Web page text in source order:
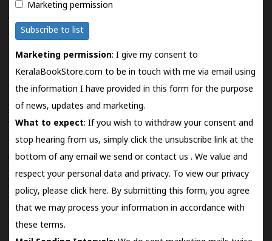
Marketing permission
Subscribe to list
Marketing permission: I give my consent to
KeralaBookStore.com to be in touch with me via email using
the information I have provided in this form for the purpose
of news, updates and marketing.
What to expect: If you wish to withdraw your consent and
stop hearing from us, simply click the unsubscribe link at the
bottom of any email we send orcontact us . We value and
respect your personal data and privacy. To view our privacy
policy, please click here. By submitting this form, you agree
that we may process your information in accordance with
these terms.